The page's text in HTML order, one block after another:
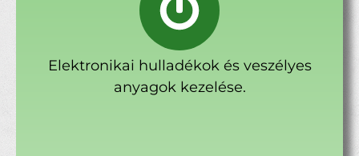
Elektronikai hulladékok és veszélyes
anyagok kezelése.